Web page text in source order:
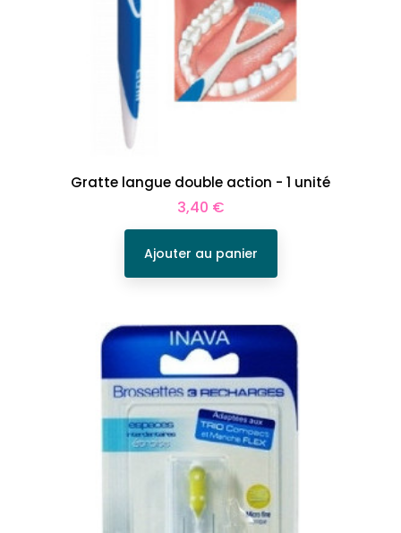
Gratte langue double action - 1 unité
Prix
3,40 €
Ajouter au panier